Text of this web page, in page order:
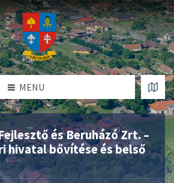
MENU
és Beruházó Zrt. –
hivatal bővítése és belső